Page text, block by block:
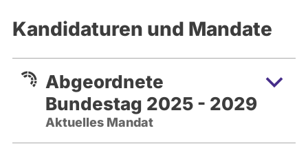
Kandidaturen und Mandate
Abgeordnete
Bundestag 2025 - 2029
Aktuelles Mandat